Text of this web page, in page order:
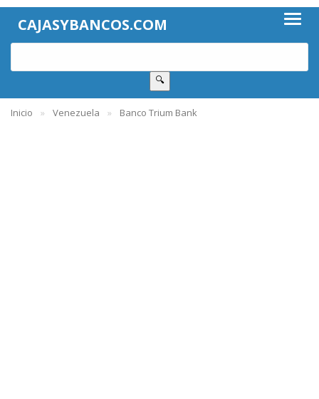
CAJASYBANCOS.COM
🔍
Inicio Venezuela Banco Trium Bank